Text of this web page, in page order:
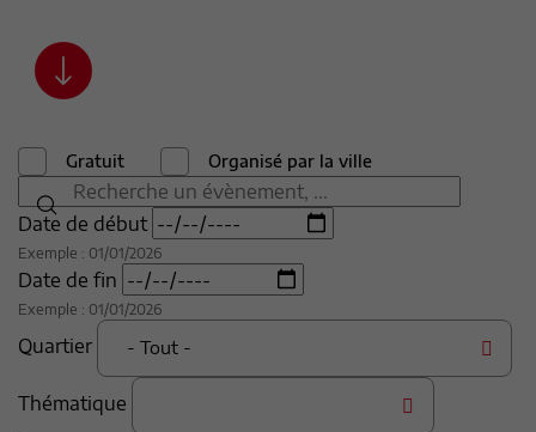
Gratuit Organisé par la ville
Date de début
Exemple : 01/01/2026
Date de fin
Exemple : 01/01/2026
Quartier - Tout -
Thématique